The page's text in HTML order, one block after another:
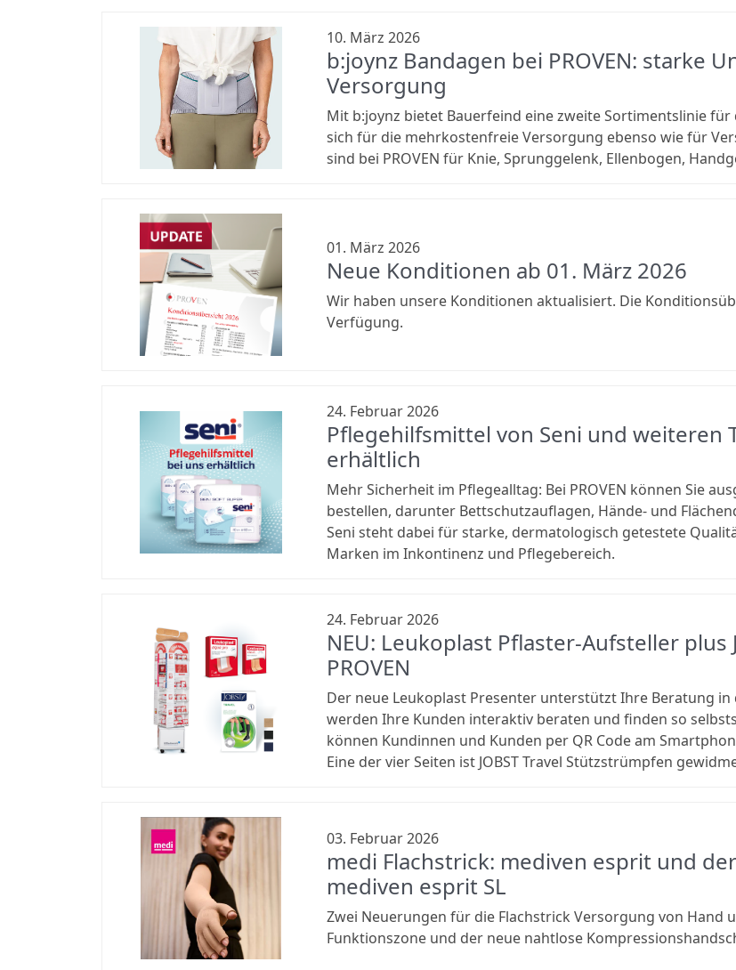
10. März 2026
b:joynz Bandagen bei PROVEN: starke
Versorgung
Mit b:joynz bietet Bauerfeind eine zweite Sortimentslinie
sich für die mehrkostenfreie Versorgung ebenso wie für
sind bei PROVEN für Knie, Sprunggelenk, Ellenbogen,
01. März 2026
Neue Konditionen ab 01. März 2026
Wir haben unsere Konditionen aktualisiert. Die
Verfügung.
24. Februar 2026
Pflegehilfsmittel von Seni und weiteren
erhältlich
Mehr Sicherheit im Pflegealltag: Bei PROVEN können Sie
bestellen, darunter Bettschutzauflagen, Hände- und
Seni steht dabei für starke, dermatologisch getestete
Marken im Inkontinenz und Pflegebereich.
24. Februar 2026
NEU: Leukoplast Pflaster-Aufsteller plus
PROVEN
Der neue Leukoplast Presenter unterstützt Ihre Beratung
werden Ihre Kunden interaktiv beraten und finden so
können Kundinnen und Kunden per QR Code am
Eine der vier Seiten ist JOBST Travel Stützstrümpfen
03. Februar 2026
medi Flachstrick: mediven esprit und
mediven esprit SL
Zwei Neuerungen für die Flachstrick Versorgung von
Funktionszone und der neue nahtlose